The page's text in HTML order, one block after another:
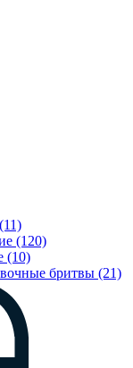
(120)
(10)
бритвы (21)